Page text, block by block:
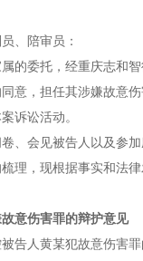
、陪审员：
的委托，经重庆志和智
意，担任其涉嫌故意
诉讼活动。
、会见被告人以及参
理，现根据事实和法律
故意伤害罪的辩护意见
告人黄某犯故意伤害